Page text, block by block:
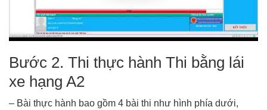
Bước 2. Thi thực hành Thi bằng lái
xe hạng A2
– Bài thực hành bao gồm 4 bài thi như hình phía dưới,